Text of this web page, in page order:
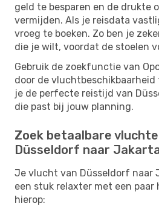
geld te besparen en de drukte
vermijden. Als je reisdata
vroeg te boeken. Zo ben je
die je wilt, voordat de stoelen
Gebruik de zoekfunctie van
door de vluchtbeschikbaarheid
je de perfecte reistijd van
die past bij jouw planning.
Zoek betaalbare
Düsseldorf naar
Je vlucht van Düsseldorf naar
een stuk relaxter met een paar
hierop: